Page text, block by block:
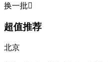
换一批
超值推荐
北京